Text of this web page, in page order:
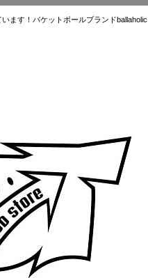
！バケットボールブランド